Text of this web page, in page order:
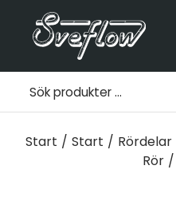
Start / Start / Rördelar
Rör /